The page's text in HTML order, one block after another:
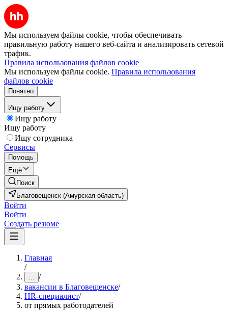
Мы используем файлы cookie, чтобы обеспечивать
правильную работу нашего веб-сайта и анализировать сетевой
трафик.
Правила использования файлов cookie
Мы используем файлы cookie. Правила использования
файлов cookie
Понятно
Ищу работу
Ищу работу
Ищу работу
Ищу сотрудника
Сервисы
Помощь
Ещё
Поиск
Благовещенск (Амурская область)
Войти
Войти
Создать резюме
Главная
/
... /
вакансии в Благовещенске/
HR-специалист/
от прямых работодателей